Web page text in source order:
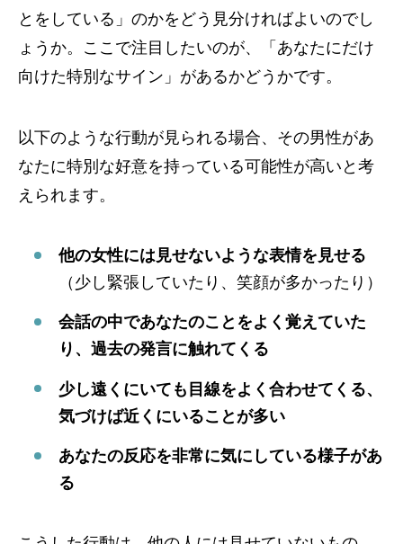
とをしている」のかをどう見分ければよいのでし
ょうか。ここで注目したいのが、「あなたにだけ
向けた特別なサイン」があるかどうかです。
以下のような行動が見られる場合、その男性があ
なたに特別な好意を持っている可能性が高いと考
えられます。
他の女性には見せないような表情を見せる
（少し緊張していたり、笑顔が多かったり）
会話の中であなたのことをよく覚えていた
り、過去の発言に触れてくる
少し遠くにいても目線をよく合わせてくる、
気づけば近くにいることが多い
あなたの反応を非常に気にしている様子があ
る